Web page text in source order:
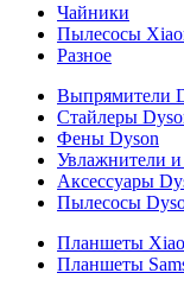
Чайники
Пылесосы
Разное
Выпрямители
Стайлеры
Фены Dyson
Увлажнители и
Аксессуары
Пылесосы
Планшеты
Планшеты